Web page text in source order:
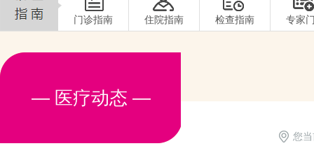
门诊指南 住院指南 检查指南 专家
— 医疗动态 —
您